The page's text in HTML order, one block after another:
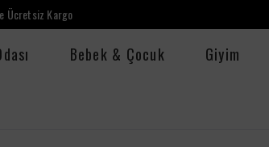
Ücretsiz Kargo
Bebek & Çocuk Giyim